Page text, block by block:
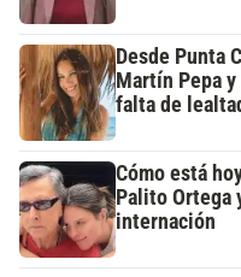
Desde Punta
Martín Pepa
falta de
Cómo está
Palito Ortega
internación